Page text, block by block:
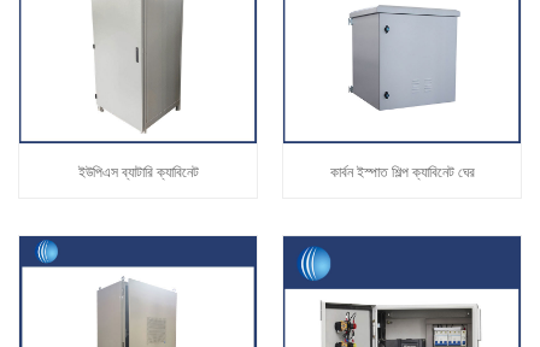
ইউপিএস ব্যাটারি ক্যাবিনেট কার্বন ইস্পাত শিল্প ক্যাবিনেট ঘের